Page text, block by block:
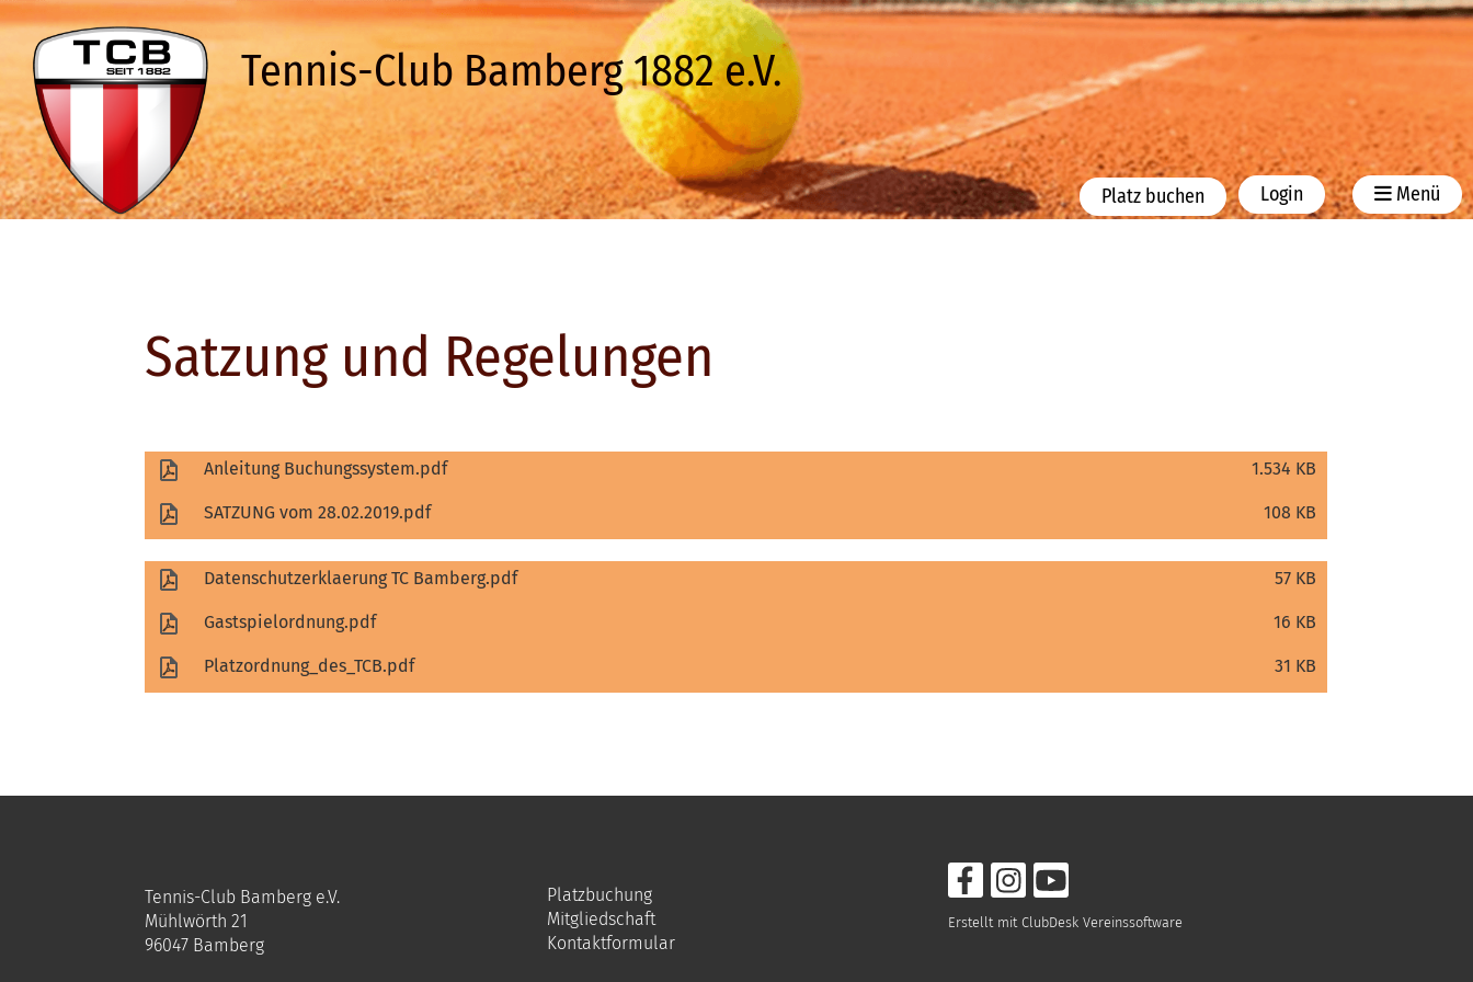
Tennis-Club Bamberg 1882 e.V.
Platz buchen Login Menü
Satzung und Regelungen
Anleitung Buchungssystem.pdf 1.534 KB
SATZUNG vom 28.02.2019.pdf 108 KB
Datenschutzerklaerung TC Bamberg.pdf 57 KB
Gastspielordnung.pdf 16 KB
Platzordnung_des_TCB.pdf 31 KB
Tennis-Club Bamberg e.V.
Mühlwörth 21
96047 Bamberg
Platzbuchung
Mitgliedschaft
Kontaktformular
Erstellt mit ClubDesk Vereinssoftware